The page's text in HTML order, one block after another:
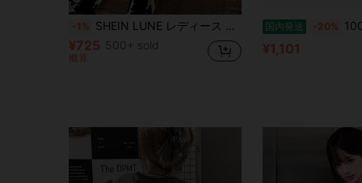
-1% SHEIN LUNE レディース カジュアル レタープリントTシャツ、夏用
¥725 500+ sold
概算
国内発送 -20% 100% コットン レディース半袖 夏
¥1,101